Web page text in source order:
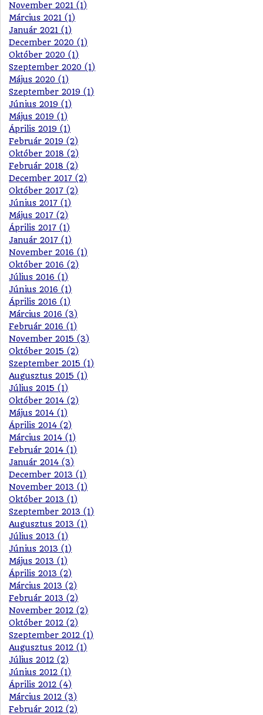
November 2021 (1)
Március 2021 (1)
Január 2021 (1)
December 2020 (1)
Október 2020 (1)
Szeptember 2020 (1)
Május 2020 (1)
Szeptember 2019 (1)
Június 2019 (1)
Május 2019 (1)
Április 2019 (1)
Február 2019 (2)
Október 2018 (2)
Február 2018 (2)
December 2017 (2)
Október 2017 (2)
Június 2017 (1)
Május 2017 (2)
Április 2017 (1)
Január 2017 (1)
November 2016 (1)
Október 2016 (2)
Július 2016 (1)
Június 2016 (1)
Április 2016 (1)
Március 2016 (3)
Február 2016 (1)
November 2015 (3)
Október 2015 (2)
Szeptember 2015 (1)
Augusztus 2015 (1)
Július 2015 (1)
Október 2014 (2)
Május 2014 (1)
Április 2014 (2)
Március 2014 (1)
Február 2014 (1)
Január 2014 (3)
December 2013 (1)
November 2013 (1)
Október 2013 (1)
Szeptember 2013 (1)
Augusztus 2013 (1)
Július 2013 (1)
Június 2013 (1)
Május 2013 (1)
Április 2013 (2)
Március 2013 (2)
Február 2013 (2)
November 2012 (2)
Október 2012 (2)
Szeptember 2012 (1)
Augusztus 2012 (1)
Július 2012 (2)
Június 2012 (1)
Április 2012 (4)
Március 2012 (3)
Február 2012 (2)